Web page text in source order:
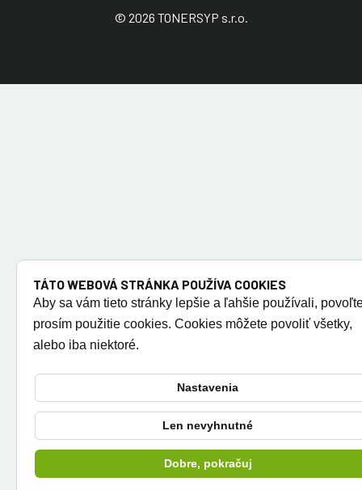
© 2026 TONERSYP s.r.o.
TÁTO WEBOVÁ STRÁNKA POUŽÍVA COOKIES
Aby sa vám tieto stránky lepšie a ľahšie používali,
prosím použitie cookies. Cookies môžete povoliť všetky,
alebo iba niektoré.
Nastavenia
Len nevyhnutné
Dobre, pokračuj